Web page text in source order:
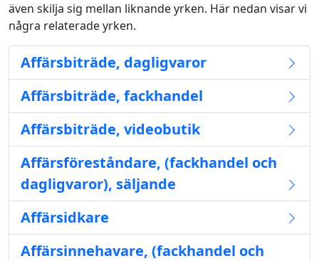
även skilja sig mellan liknande yrken. Här nedan visar vi
några relaterade yrken.
Affärsbiträde, dagligvaror
Affärsbiträde, fackhandel
Affärsbiträde, videobutik
Affärsföreståndare, (fackhandel och
dagligvaror), säljande
Affärsidkare
Affärsinnehavare, (fackhandel och